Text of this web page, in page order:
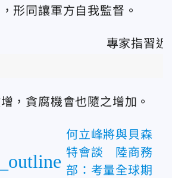
形同讓軍方自我監督。
，貪腐機會也隨之增加。
何立峰將與貝森
特會談 陸商務
部：考量全球期